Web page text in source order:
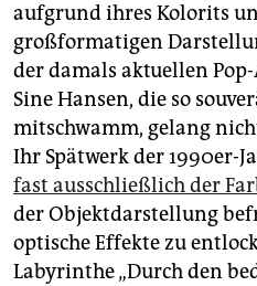
aufgrund ihres Kolorits
großformatigen
der damals aktuellen
Sine Hansen, die so
mitschwamm, gelang
Ihr Spätwerk der 1990er-
fast ausschließlich der
der Objektdarstellung
optische Effekte zu
Labyrinthe „Durch den